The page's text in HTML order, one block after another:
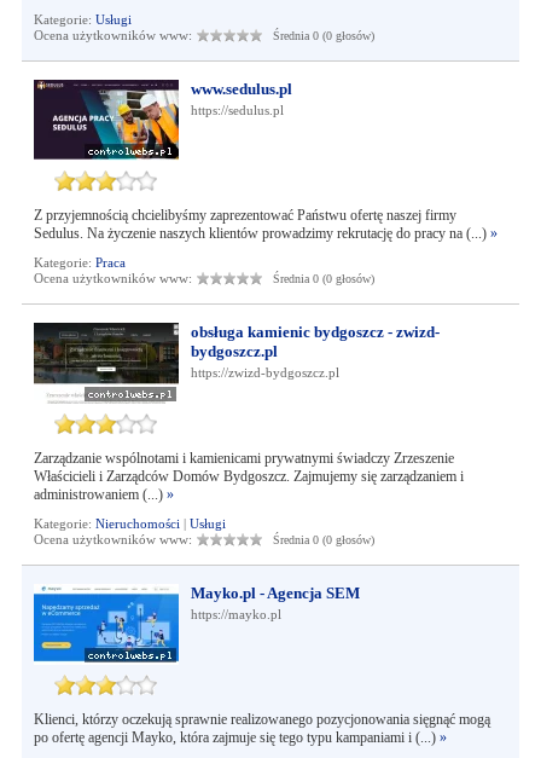
Kategorie: Usługi
Ocena użytkowników www:
Średnia 0 (0 głosów)
www.sedulus.pl
https://sedulus.pl
Z przyjemnością chcielibyśmy zaprezentować Państwu ofertę naszej firmy
Sedulus. Na życzenie naszych klientów prowadzimy rekrutację do pracy na (...) »
Kategorie: Praca
Ocena użytkowników www:
Średnia 0 (0 głosów)
obsługa kamienic bydgoszcz - zwizd-
bydgoszcz.pl
https://zwizd-bydgoszcz.pl
Zarządzanie wspólnotami i kamienicami prywatnymi świadczy Zrzeszenie
Właścicieli i Zarządców Domów Bydgoszcz. Zajmujemy się zarządzaniem i
administrowaniem (...) »
Kategorie: Nieruchomości | Usługi
Ocena użytkowników www:
Średnia 0 (0 głosów)
Mayko.pl - Agencja SEM
https://mayko.pl
Klienci, którzy oczekują sprawnie realizowanego pozycjonowania sięgnąć mogą
po ofertę agencji Mayko, która zajmuje się tego typu kampaniami i (...) »